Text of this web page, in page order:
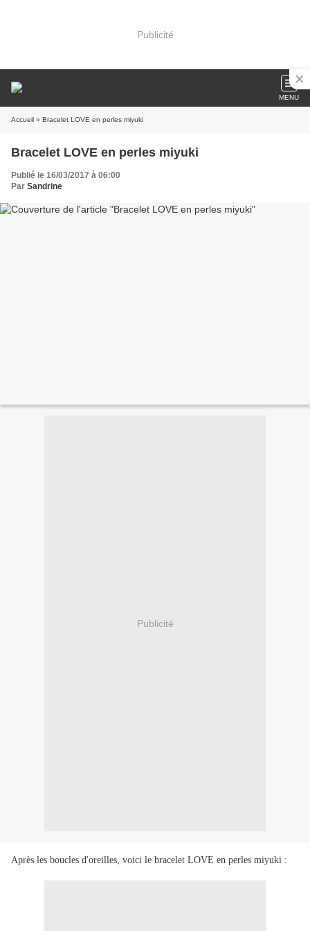
Publicité
MENU
Accueil » Bracelet LOVE en perles miyuki
Bracelet LOVE en perles miyuki
Publié le 16/03/2017 à 06:00
Par Sandrine
Publicité
Après les boucles d'oreilles, voici le bracelet LOVE en perles miyuki :